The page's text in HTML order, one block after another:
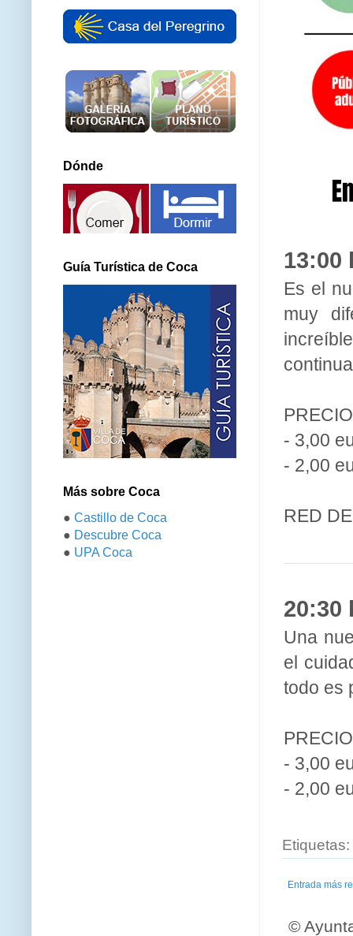
13:00
Es el
muy
- 3,00
- 2,00
RED
20:30
Una
el
todo es
- 3,00
- 2,00
Etiquetas:
Entrada más
©
Dónde
Guía Turística de Coca
Más sobre Coca
● Castillo de Coca
● Descubre Coca
● UPA Coca